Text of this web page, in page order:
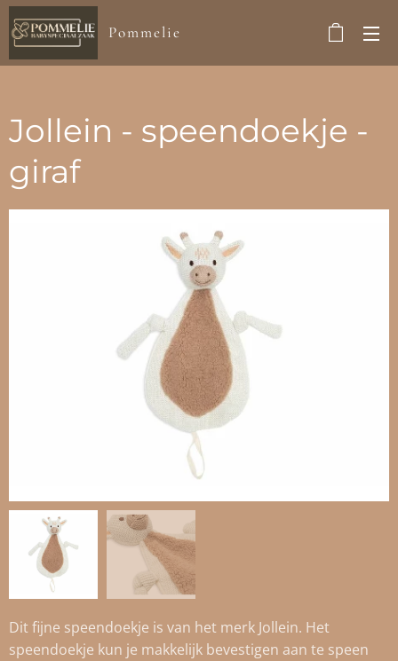
Pommelie
Jollein - speendoekje -
giraf
Dit fijne speendoekje is van het merk Jollein. Het
speendoekje kun je makkelijk bevestigen aan te speen